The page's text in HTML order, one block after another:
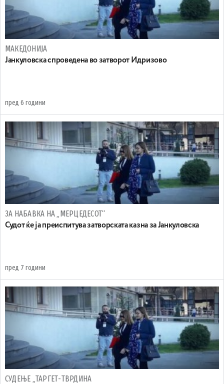
МАКЕДОНИЈА
Јанкуловска спроведена во затворот Идризово
пред 6 години
ЗА НАБАВКА НА „МЕРЦЕДЕСОТ“
Судот ќе ја преиспитува затворската казна за Јанкуловска
пред 7 години
СУДЕЊЕ „ТАРГЕТ-ТВРДИНА